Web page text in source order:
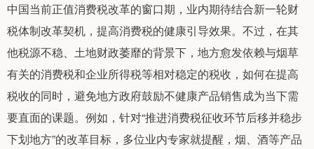
中国当前正值消费税改革的窗口期，业内期待结合新一轮财
税体制改革契机，提高消费税的健康引导效果。不过，在其
他税源不稳、土地财政萎靡的背景下，地方愈发依赖与烟草
有关的消费税和企业所得税等相对稳定的税收，如何在提高
税收的同时，避免地方政府鼓励不健康产品销售成为当下需
要直面的课题。例如，针对“推进消费税征收环节后移并稳步
下划地方”的改革目标，多位业内专家就提醒，烟、酒等产品